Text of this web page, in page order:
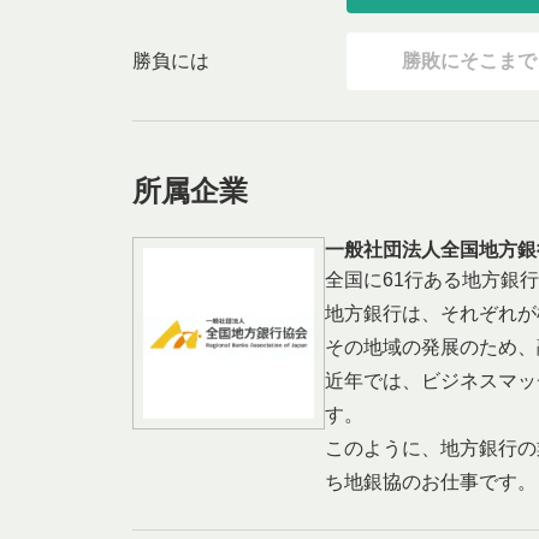
勝負には 勝敗にそこま
所属企業
一般社団法人全国地方
全国に61行ある地方銀
地方銀行は、それぞれ
その地域の発展のため
近年では、ビジネスマ
す。
このように、地方銀行
ち地銀協のお仕事です。